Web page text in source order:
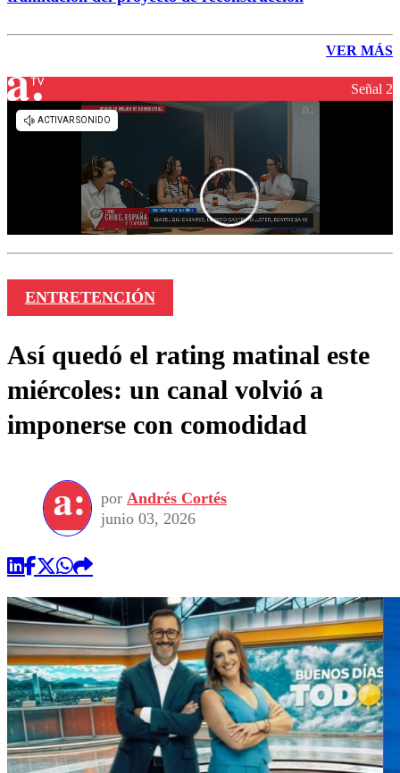
VER MÁS
Señal 2
ENTRETENCIÓN
Así quedó el rating matinal este
miércoles: un canal volvió a
imponerse con comodidad
por Andrés Cortés
junio 03, 2026